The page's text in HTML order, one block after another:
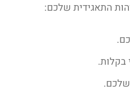
התאגידית שלכם:
בקלות.
שלכם.